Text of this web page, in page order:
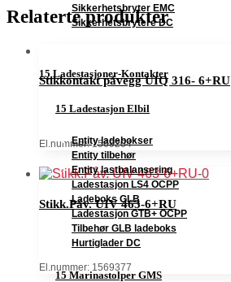
Sikkerhetsbryter EMC
Sikkerhetsbrytere DC
15 Ladestasjoner-Kontakter
15 Ladestasjon Elbil
Entity ladebokser
Entity tilbehør
Entity lastbalansering
Ladestasjon LS4 OCPP
Ladeboks GLB
Ladestasjon GTB+ OCPP
Tilbehør GLB ladeboks
Hurtiglader DC
15 Marinastolper GMS
Relaterte produkter
Stikkontakt påvegg UIQ 316- 6+RU
El.nummer: 1569204
Stikk.Påv. UIV 463-6+RU
El.nummer: 1569377